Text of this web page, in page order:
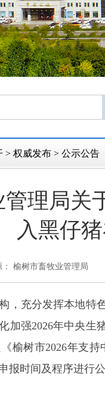
> 权威发布 > 公示公告
理局关
入黑仔
： 榆树市畜牧业管理局
充分发挥本地特色
加强2026年中央生
榆树市2026年支
报时间及程序进行公